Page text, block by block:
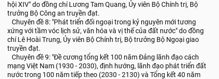
hội XIV" do đồng chí Lương Tam Quang, Ủy viên Bộ Chính trị, Bộ
trưởng Bộ Công an truyền đạt.
Chuyên đề 8: "Phát triển đối ngoại trong kỷ nguyên mới tương
xứng với tầm vóc lịch sử, văn hóa và vị thế của đất nước" do đồng
chí Lê Hoài Trung, Ủy viên Bộ Chính trị, Bộ trưởng Bộ Ngoại giao
truyền đạt.
Chuyên đề 9: "Đề cương tổng kết 100 năm Đảng lãnh đạo cách
mạng Việt Nam (1930 - 2030), định hướng, lãnh đạo phát triển đất
nước trong 100 năm tiếp theo (2030 - 2130) và Tổng kết 40 năm